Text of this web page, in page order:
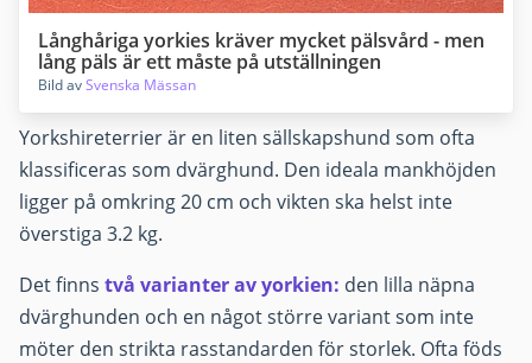
Långhåriga yorkies kräver mycket pälsvård - men
lång päls är ett måste på utställningen
Bild avSvenska Mässan
Yorkshireterrier är en liten sällskapshund som ofta
klassificeras som dvärghund. Den ideala mankhöjden
ligger på omkring 20 cm och vikten ska helst inte
överstiga 3.2 kg.
Det finns två varianter av yorkien: den lilla näpna
dvärghunden och en något större variant som inte
möter den strikta rasstandarden för storlek. Ofta föds